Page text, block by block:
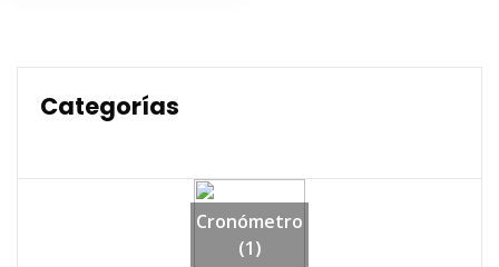
Categorías
Cronómetro
(1)